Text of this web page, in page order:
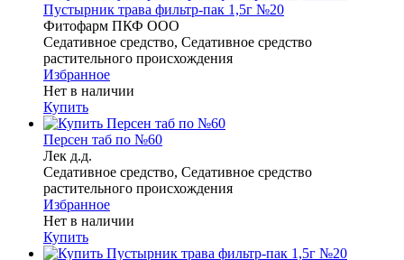
Пустырник трава фильтр-пак 1,5г №20
Фитофарм ПКФ ООО
Седативное средство, Седативное средство
растительного происхождения
Избранное
Нет в наличии
Купить
Персен таб по №60
Лек д.д.
Седативное средство, Седативное средство
растительного происхождения
Избранное
Нет в наличии
Купить